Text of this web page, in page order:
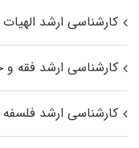
کارشناسی ارشد
کارشناسی ارشد فقه
کارشناسی ارشد فلسفه